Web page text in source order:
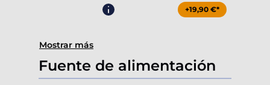
+19,90 €*
Mostrar más
Fuente de alimentación